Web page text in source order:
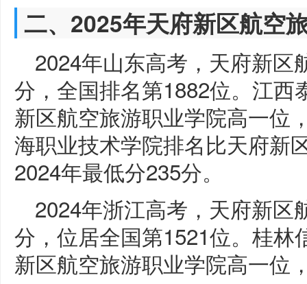
二、2025年天府新区航空
2024年山东高考，天府新区
分，全国排名第1882位。江
新区航空旅游职业学院高一位
海职业技术学院排名比天府新
2024年最低分235分。
2024年浙江高考，天府新区
分，位居全国第1521位。桂
新区航空旅游职业学院高一位